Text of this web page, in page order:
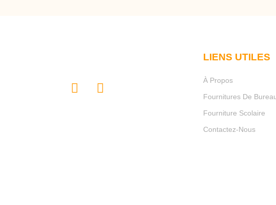
LIENS UTILES
À Propos
Fournitures De
Fourniture Scolaire
Contactez-Nous